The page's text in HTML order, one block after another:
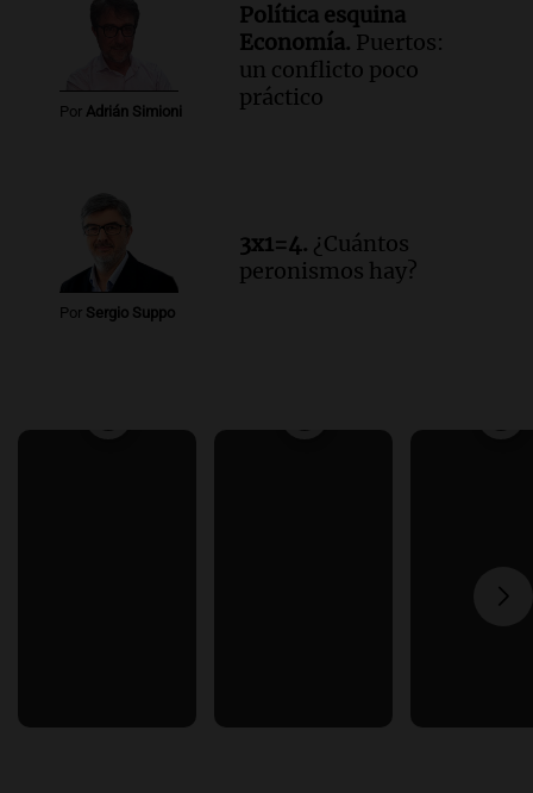
Por Adrián Simioni
Política esquina
Economía. Puertos:
un conflicto poco
práctico
Por Sergio Suppo
3x1=4. ¿Cuántos
peronismos hay?